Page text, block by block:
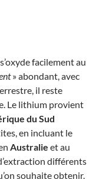
facilement au
» abondant, avec
il reste
Le lithium provient
du Sud
en incluant le
Australie et au
différents
souhaite obtenir.